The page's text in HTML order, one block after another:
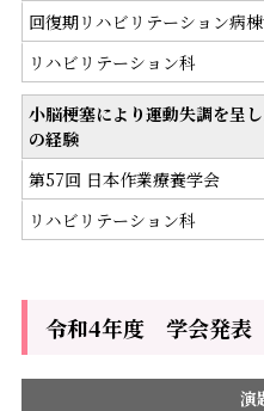
回復期リハビリテーション病
リハビリテーション科
小脳梗塞により運動失調を呈
の経験
第57回 日本作業療養学会
リハビリテーション科
令和4年度 学会発表
演